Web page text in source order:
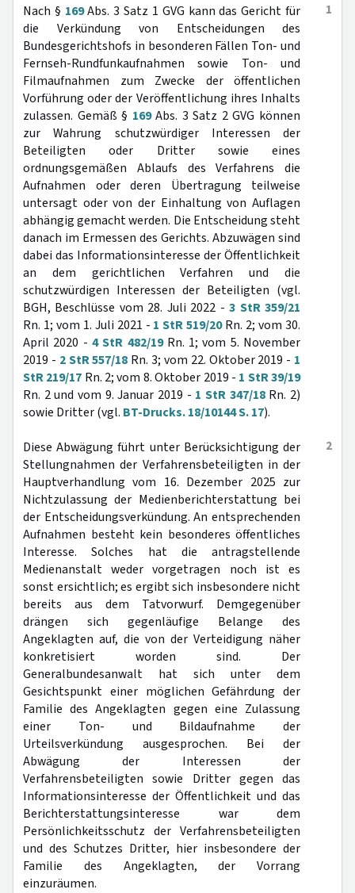
1
Nach § 169Abs. 3 Satz 1 GVG kann das Gericht für
die Verkündung von Entscheidungen des
Bundesgerichtshofs in besonderen Fällen Ton- und
Fernseh-Rundfunkaufnahmen sowie Ton- und
Filmaufnahmen zum Zwecke der öffentlichen
Vorführung oder der Veröffentlichung ihres Inhalts
zulassen. Gemäß § 169Abs. 3 Satz 2 GVG können
zur Wahrung schutzwürdiger Interessen der
Beteiligten oder Dritter sowie eines
ordnungsgemäßen Ablaufs des Verfahrens die
Aufnahmen oder deren Übertragung teilweise
untersagt oder von der Einhaltung von Auflagen
abhängig gemacht werden. Die Entscheidung steht
danach im Ermessen des Gerichts. Abzuwägen sind
dabei das Informationsinteresse der Öffentlichkeit
an dem gerichtlichen Verfahren und die
schutzwürdigen Interessen der Beteiligten (vgl.
BGH, Beschlüsse vom 28. Juli 2022 -3 StR 359/21
Rn. 1; vom 1. Juli 2021 - 1 StR 519/20Rn. 2; vom 30.
April 2020 - 4 StR 482/19Rn. 1; vom 5. November
2019 - 2 StR 557/18 Rn. 3; vom 22. Oktober 2019 - 1
StR 219/17 Rn. 2; vom 8. Oktober 2019 - 1 StR 39/19
Rn. 2 und vom 9. Januar 2019 - 1 StR 347/18Rn. 2)
sowie Dritter (vgl. BT-Drucks. 18/10144 S. 17).
2
Diese Abwägung führt unter Berücksichtigung der
Stellungnahmen der Verfahrensbeteiligten in der
Hauptverhandlung vom 16. Dezember 2025 zur
Nichtzulassung der Medienberichterstattung bei
der Entscheidungsverkündung. An entsprechenden
Aufnahmen besteht kein besonderes öffentliches
Interesse. Solches hat die antragstellende
Medienanstalt weder vorgetragen noch ist es
sonst ersichtlich; es ergibt sich insbesondere nicht
bereits aus dem Tatvorwurf. Demgegenüber
drängen sich gegenläufige Belange des
Angeklagten auf, die von der Verteidigung näher
konkretisiert worden sind. Der
Generalbundesanwalt hat sich unter dem
Gesichtspunkt einer möglichen Gefährdung der
Familie des Angeklagten gegen eine Zulassung
einer Ton- und Bildaufnahme der
Urteilsverkündung ausgesprochen. Bei der
Abwägung der Interessen der
Verfahrensbeteiligten sowie Dritter gegen das
Informationsinteresse der Öffentlichkeit und das
Berichterstattungsinteresse war dem
Persönlichkeitsschutz der Verfahrensbeteiligten
und des Schutzes Dritter, hier insbesondere der
Familie des Angeklagten, der Vorrang
einzuräumen.